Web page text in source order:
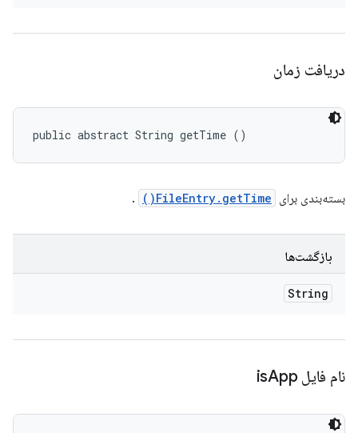
دریافت زمان
public abstract String getTime ()
بسته‌بندی برای FileEntry.getTime()
.
بازگشت‌ها
String
نام فایل isApp